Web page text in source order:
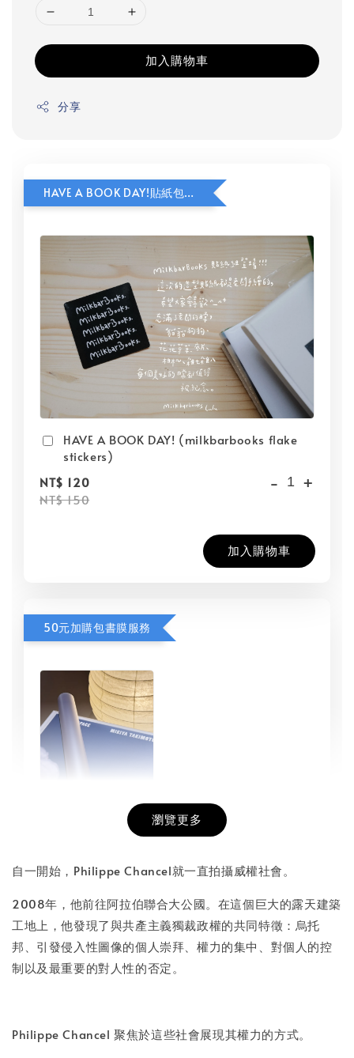
加入購物車
分享
HAVE A BOOK DAY!貼紙包加價購
HAVE A BOOK DAY! (milkbarbooks flake
stickers)
NT$ 120
NT$ 150
- +
加入購物車
50元加購包書膜服務
NT$ 50
- +
加入購物車
瀏覽更多
自一開始，Philippe Chancel就一直拍攝威權社會。
2008年，他前往阿拉伯聯合大公國。在這個巨大的露天建築
工地上，他發現了與共產主義獨裁政權的共同特徵：烏托
邦、引發侵入性圖像的個人崇拜、權力的集中、對個人的控
制以及最重要的對人性的否定。
Philippe Chancel 聚焦於這些社會展現其權力的方式。